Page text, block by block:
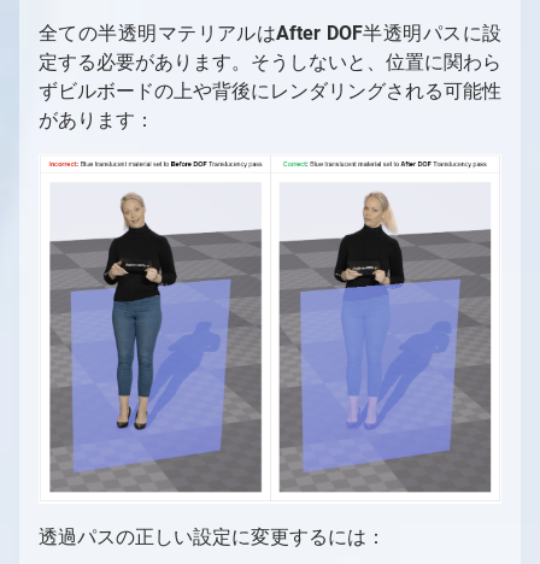
全ての半透明マテリアルはAfter DOF半透明パスに設
定する必要があります。そうしないと、位置に関わら
ずビルボードの上や背後にレンダリングされる可能性
があります：
透過パスの正しい設定に変更するには：